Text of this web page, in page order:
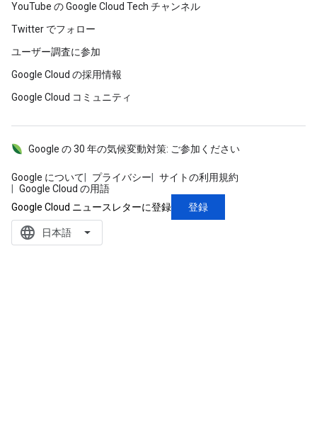
YouTube の Google Cloud Tech チャンネル
Twitter でフォロー
ユーザー調査に参加
Google Cloud の採用情報
Google Cloud コミュニティ
Google について プライバシー
サイトの利用規約
Google Cloud の用語
Google の 30 年の気候変動対策: ご参加ください
Google Cloud ニュースレターに登録 登録
language ‪日本語‬